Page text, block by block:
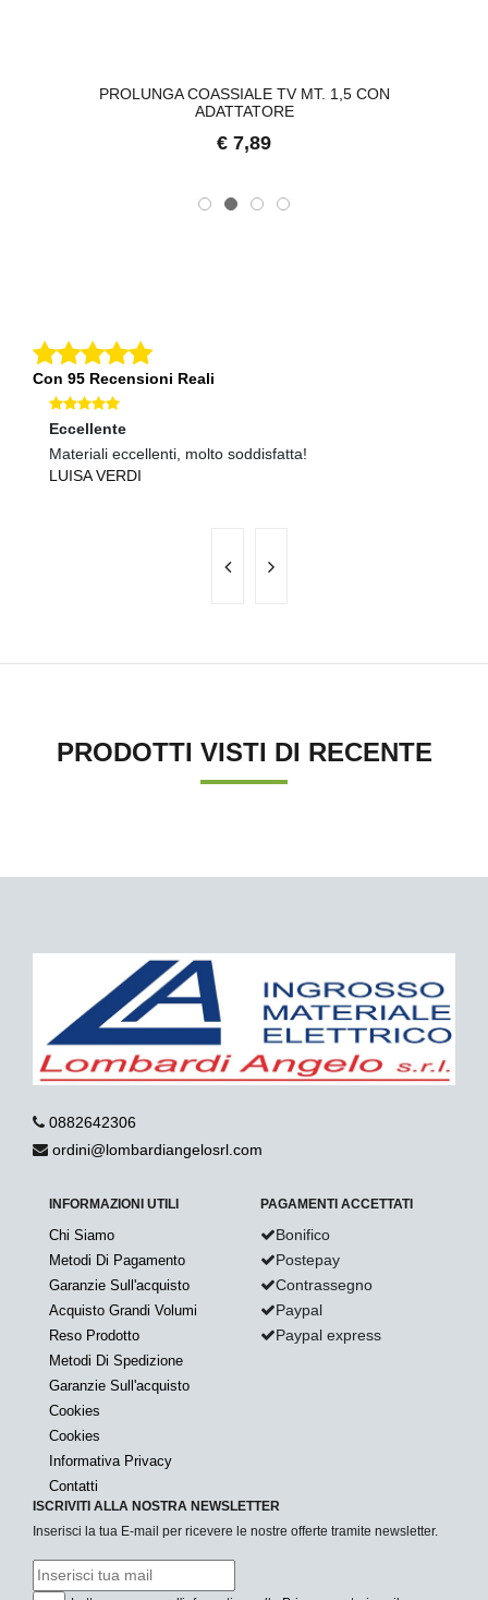
PROLUNGA COASSIALE TV MT. 1,5 CON
ADATTATORE
€ 7,89
Con 95 Recensioni Reali
Eccellente
Materiali eccellenti, molto soddisfatta!
LUISA VERDI
PRODOTTI VISTI DI RECENTE
0882642306
ordini@lombardiangelosrl.com
INFORMAZIONI UTILI
Chi Siamo
Metodi Di Pagamento
Garanzie Sull'acquisto
Acquisto Grandi Volumi
Reso Prodotto
Metodi Di Spedizione
Garanzie Sull'acquisto
Cookies
Cookies
Informativa Privacy
Contatti
PAGAMENTI ACCETTATI
Bonifico
Postepay
Contrassegno
Paypal
Paypal express
ISCRIVITI ALLA NOSTRA NEWSLETTER
Inserisci la tua E-mail per ricevere le nostre offerte tramite newsletter.